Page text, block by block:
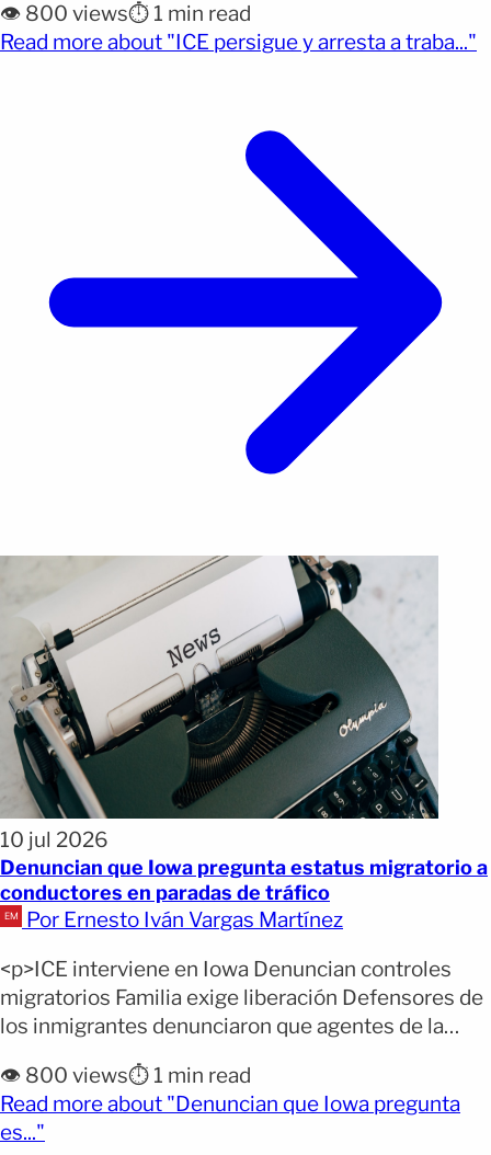
mañana del miércoles, con reportes de
detenciones en varias ubicaciones y una
de las 7:00 de la mañana. Testigos [&hellip;]</p>
👁️ 800 views⏱️ 1 min read
Read more about "ICE persigue y arresta a traba..."
10 jul 2026
Denuncian que Iowa pregunta estatus migratorio a
conductores en paradas de tráfico
Por Ernesto Iván Vargas Martínez
<p>ICE interviene en Iowa Denuncian controles
migratorios Familia exige liberación Defensores de
los inmigrantes denunciaron que agentes de la
utilizando paradas de tráfico para realizar preguntas
sobre el estatus migratorio, en coordinación con
ICE. La organización comunitaria Escucha Mi Voz
👁️ 800 views⏱️ 1 min read
Read more about "Denuncian que Iowa pregunta
es..."